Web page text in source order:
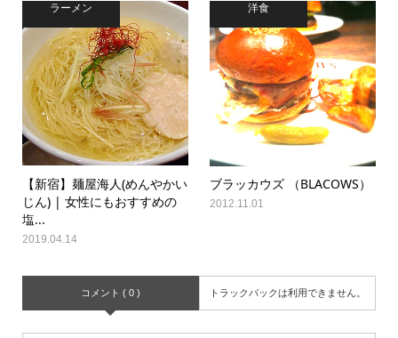
ラーメン
【新宿】麺屋海人(めんやかい
じん) | 女性にもおすすめの
塩...
2019.04.14
洋食
ブラッカウズ （BLACOWS）
2012.11.01
コメント ( 0 ) トラックバックは利用できません。